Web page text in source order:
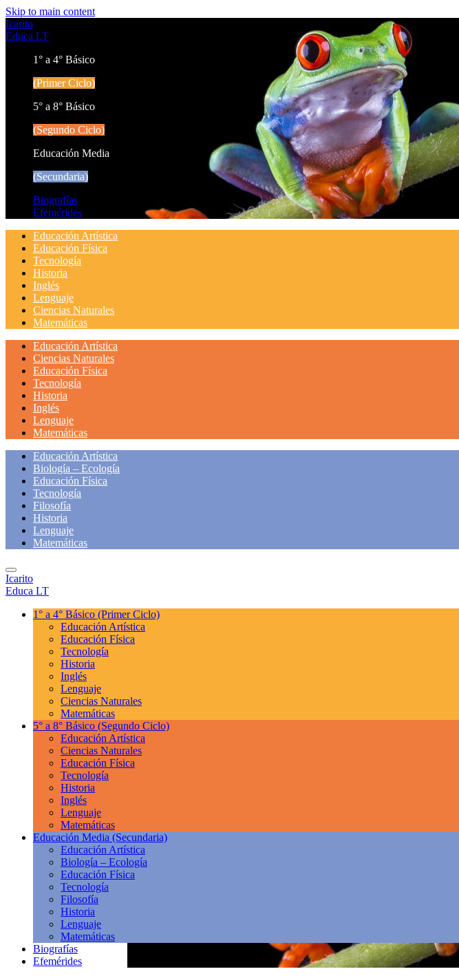
Skip to main content
Icarito
Educa LT
1° a 4° Básico
(Primer Ciclo)
5° a 8° Básico
(Segundo Ciclo)
Educación Media
(Secundaria)
Biografías
Efemérides
Educación Artística
Educación Física
Tecnología
Historia
Inglés
Lenguaje
Ciencias Naturales
Matemáticas
Educación Artística
Ciencias Naturales
Educación Física
Tecnología
Historia
Inglés
Lenguaje
Matemáticas
Educación Artística
Biología – Ecología
Educación Física
Tecnología
Filosofía
Historia
Lenguaje
Matemáticas
Icarito
Educa LT
1° a 4° Básico (Primer Ciclo)
Educación Artística
Educación Física
Tecnología
Historia
Inglés
Lenguaje
Ciencias Naturales
Matemáticas
5° a 8° Básico (Segundo Ciclo)
Educación Artística
Ciencias Naturales
Educación Física
Tecnología
Historia
Inglés
Lenguaje
Matemáticas
Educación Media (Secundaria)
Educación Artística
Biología – Ecología
Educación Física
Tecnología
Filosofía
Historia
Lenguaje
Matemáticas
Biografías
Efemérides